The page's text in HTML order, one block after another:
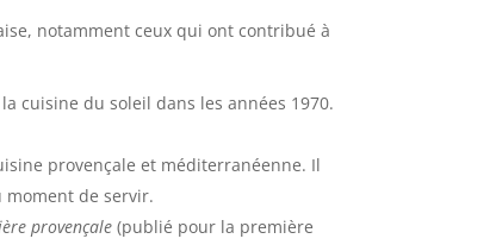
notamment ceux qui ont contribué à
cuisine du soleil dans les années 1970.
provençale et méditerranéenne. Il
moment de servir.
provençale (publié pour la première